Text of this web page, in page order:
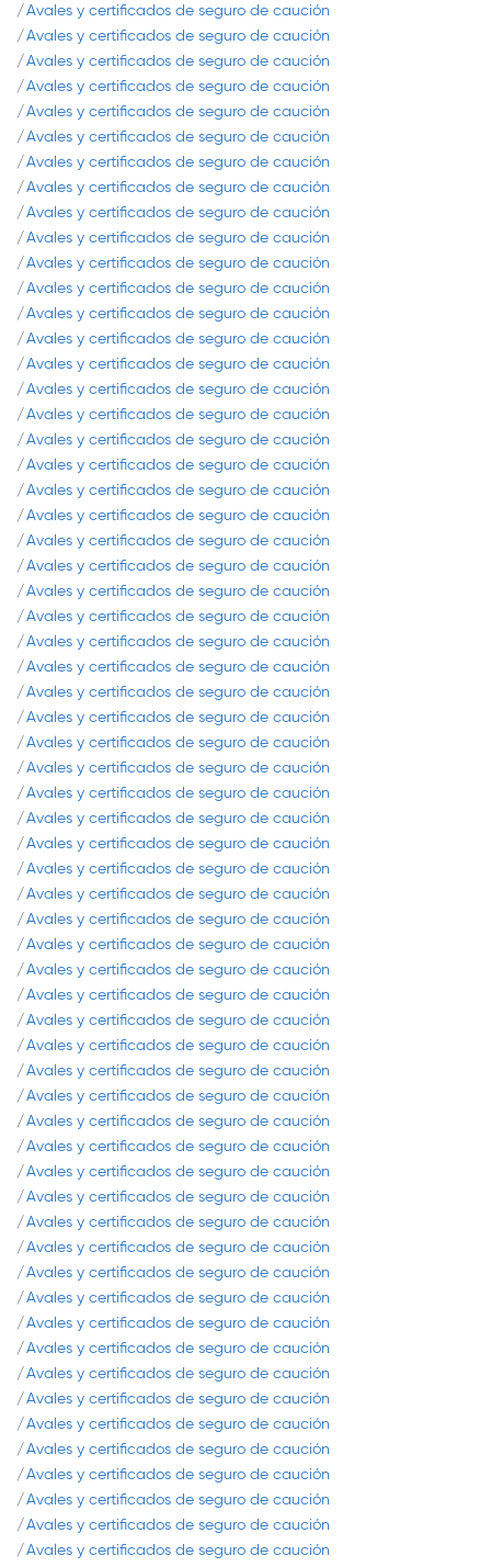
Avales y certificados de seguro de caución
Avales y certificados de seguro de caución
Avales y certificados de seguro de caución
Avales y certificados de seguro de caución
Avales y certificados de seguro de caución
Avales y certificados de seguro de caución
Avales y certificados de seguro de caución
Avales y certificados de seguro de caución
Avales y certificados de seguro de caución
Avales y certificados de seguro de caución
Avales y certificados de seguro de caución
Avales y certificados de seguro de caución
Avales y certificados de seguro de caución
Avales y certificados de seguro de caución
Avales y certificados de seguro de caución
Avales y certificados de seguro de caución
Avales y certificados de seguro de caución
Avales y certificados de seguro de caución
Avales y certificados de seguro de caución
Avales y certificados de seguro de caución
Avales y certificados de seguro de caución
Avales y certificados de seguro de caución
Avales y certificados de seguro de caución
Avales y certificados de seguro de caución
Avales y certificados de seguro de caución
Avales y certificados de seguro de caución
Avales y certificados de seguro de caución
Avales y certificados de seguro de caución
Avales y certificados de seguro de caución
Avales y certificados de seguro de caución
Avales y certificados de seguro de caución
Avales y certificados de seguro de caución
Avales y certificados de seguro de caución
Avales y certificados de seguro de caución
Avales y certificados de seguro de caución
Avales y certificados de seguro de caución
Avales y certificados de seguro de caución
Avales y certificados de seguro de caución
Avales y certificados de seguro de caución
Avales y certificados de seguro de caución
Avales y certificados de seguro de caución
Avales y certificados de seguro de caución
Avales y certificados de seguro de caución
Avales y certificados de seguro de caución
Avales y certificados de seguro de caución
Avales y certificados de seguro de caución
Avales y certificados de seguro de caución
Avales y certificados de seguro de caución
Avales y certificados de seguro de caución
Avales y certificados de seguro de caución
Avales y certificados de seguro de caución
Avales y certificados de seguro de caución
Avales y certificados de seguro de caución
Avales y certificados de seguro de caución
Avales y certificados de seguro de caución
Avales y certificados de seguro de caución
Avales y certificados de seguro de caución
Avales y certificados de seguro de caución
Avales y certificados de seguro de caución
Avales y certificados de seguro de caución
Avales y certificados de seguro de caución
Avales y certificados de seguro de caución